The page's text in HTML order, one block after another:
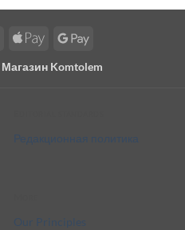
MasterCardApple
Google
Магазин Komtolem
Редакционная политика
Our Principles